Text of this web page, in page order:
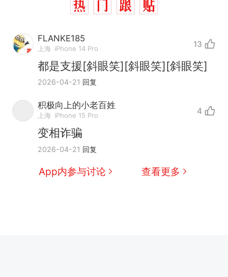
FLANKE185
上海 iPhone 14 Pro 13
都是支援[斜眼笑][斜眼笑][斜眼笑]
2026-04-21 回复
积极向上的小老百姓
上海 iPhone 15 Pro 4
变相诈骗
2026-04-21 回复
App内参与讨论 查看更多